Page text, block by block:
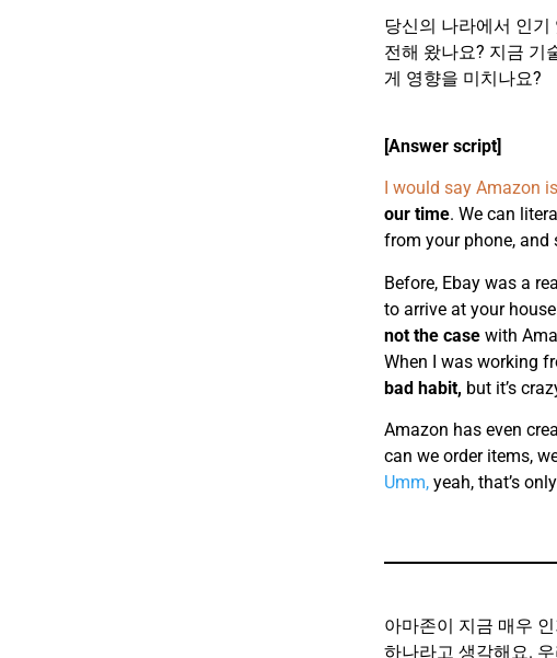
당신의 나라에서 인
전해 왔나요? 지금 기
게 영향을 미치나요?
[Answer script]
I would say Amazon
our time. We can
from your phone, and
Before, Ebay was a
to arrive at your
not the casewith
When I was working
bad habit, but it’s
Amazon has even
can we order items,
Umm,yeah, that’s
아마존이 지금 매우
하나라고 생각해요.